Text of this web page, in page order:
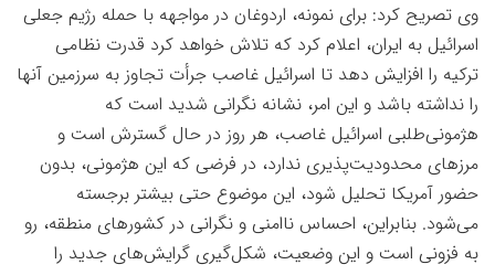
وی تصریح کرد: برای نمونه، اردوغان در مواجهه با حمله رژیم جعلی
اسرائیل به ایران، اعلام کرد که تلاش خواهد کرد قدرت نظامی
ترکیه را افزایش دهد تا اسرائیل غاصب جرأت تجاوز به سرزمین آنها
را نداشته باشد و این امر، نشانه نگرانی شدید است که
هژمونی‌طلبی اسرائیل غاصب، هر روز در حال گسترش است و
مرزهای محدودیت‌پذیری ندارد، در فرضی که این هژمونی، بدون
حضور آمریکا تحلیل شود، این موضوع حتی بیشتر برجسته
می‌شود. بنابراین، احساس ناامنی و نگرانی در کشورهای منطقه، رو
به فزونی است و این وضعیت، شکل‌گیری گرایش‌های جدید را